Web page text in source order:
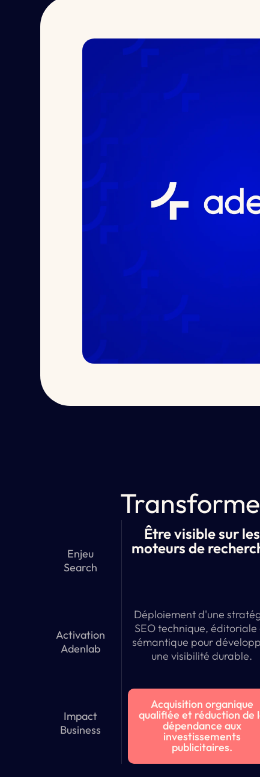
Enjeu
Search
Être visible sur les
moteurs de
Activation
Adenlab
Déploiement d'une
SEO technique, éditoriale
sémantique pour
une visibilité durable.
Impact
Business
Acquisition organique
qualifiée et réduction de
dépendance aux
investissements
publicitaires.